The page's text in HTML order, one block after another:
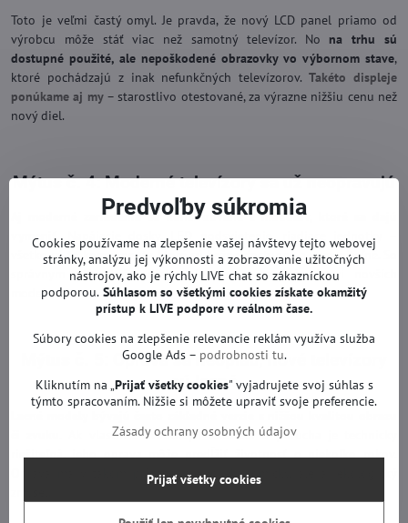
Toto je veľmi častý omyl. Je pravda, že nový LCD panel priamo od
výrobcu môže stáť viac než samotný televízor. No na trhu sú
dostupné použité, ale nepoškodené obrazovky vo výbornom stave,
ktoré pochádzajú z inak nefunkčných televízorov.Takéto displeje
ponúkame aj my– starostlivo otestované, za výrazne nižšiu cenu než
nový diel.
Mýtus č. 4: Moderné televízory sa už neopravujú
Aj moderné zariadenia sú konštruované z modulov, ktoré sa dajú
vymeniť. Napájacie dosky, LED podsvietenie, riadiace jednotky –
všetko sú to komponenty, ktoré sú bežne dostupné a vymeniteľné. So
správnym náhradným dielom je oprava možná aj pri novších
modeloch.
Mýtus č. 5: Oprava sa neoplatí, nové televízory
sú lacné
Ak vlastníte kvalitnejší televízor a porucha je technicky
riešiteľná, jeho oprava môže predĺžiť životnosť o niekoľko rokov.
Oprava má v takom prípade nielen ekonomický, ale aj ekologický
Predvoľby súkromia
Cookies používame na zlepšenie vašej návštevy tejto webovej
stránky, analýzu jej výkonnosti a zobrazovanie užitočných
nástrojov, ako je rýchly LIVE chat so zákazníckou
podporou. Súhlasom so všetkými cookies získate okamžitý
prístup k LIVE podpore v reálnom čase.
Súbory cookies na zlepšenie relevancie reklám využíva služba
Google Ads – podrobnosti tu.
Kliknutím na „Prijať všetky cookies" vyjadrujete svoj súhlas s
týmto spracovaním. Nižšie si môžete upraviť svoje preferencie.
Zásady ochrany osobných údajov
Prijať všetky cookies